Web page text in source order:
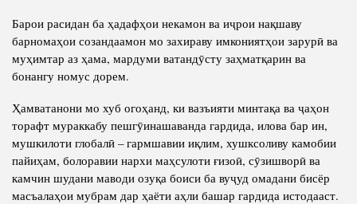
Барои расидан ба ҳадафҳои некамон ва иҷрои нақшаву
барномаҳои созандаамон мо захираву имкониятҳои зарурӣ ва
муҳимтар аз ҳама, мардуми ватандӯсту заҳматқарин ва
бонангу номус дорем.
Ҳамватанони мо хуб огоҳанд, ки вазъияти минтақа ва ҷаҳон
торафт мураккабу пешгӯинашаванда гардида, илова бар ин,
мушкилоти глобалӣ – гармшавии иқлим, хушксоливу камобии
пайиҳам, болоравии нархи маҳсулоти ғизоӣ, сӯзишворӣ ва
камчин шудани маводи озуқа боиси ба вуҷуд омадани бисёр
масъалаҳои мубрам дар ҳаёти аҳли башар гардида истодааст.